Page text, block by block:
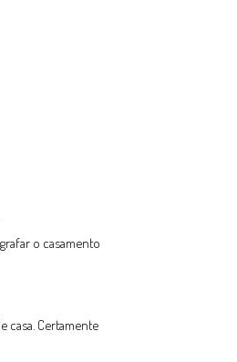
o casamento
casa. Certamente